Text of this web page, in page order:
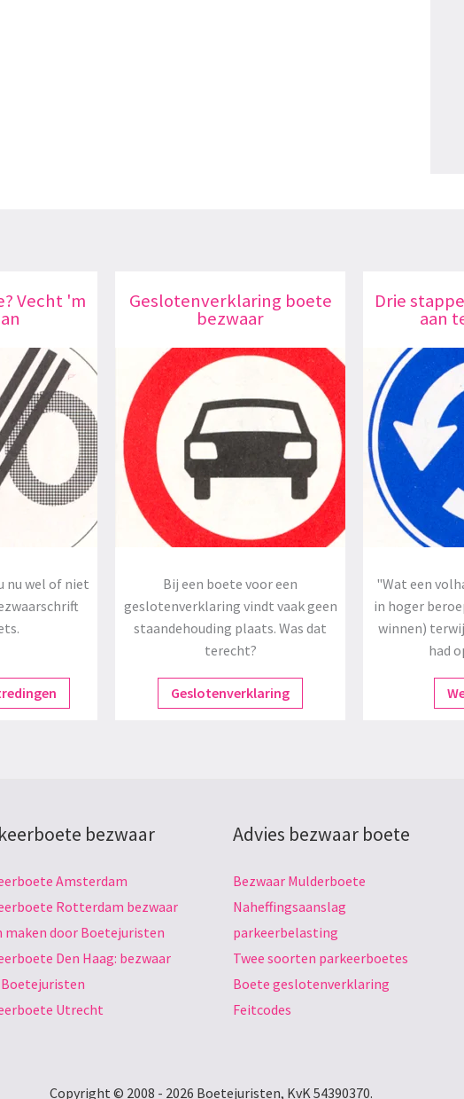
Vecht 'm
nu wel of niet
Geslotenverklaring boete
bezwaar
Bij een boete voor een
geslotenverklaring vindt vaak geen
staandehouding plaats. Was dat
terecht?
Geslotenverklaring
Drie
aan
"Wat een
in hoger
winnen)
had
bezwaar
Amsterdam
Rotterdam bezwaar
maken door Boetejuristen
Den Haag: bezwaar
Utrecht
Advies bezwaar boete
Bezwaar Mulderboete
Naheffingsaanslag
parkeerbelasting
Twee soorten parkeerboetes
Boete geslotenverklaring
Feitcodes
Copyright © 2008 - 2026 Boetejuristen, KvK 54390370.